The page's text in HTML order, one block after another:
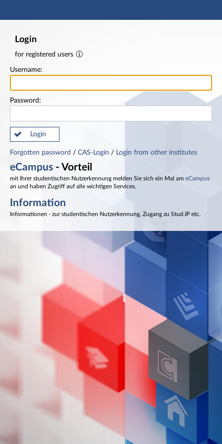
Main navigation
Login
for registered users
Username:
Password:
Login
Forgotten password / CAS-Login / Login from other institutes
eCampus - Vorteil
mit Ihrer studentischen Nutzerkennung melden Sie sich ein Mal am eCampus
an und haben Zugriff auf alle wichtigen Services.
Information
Informationen - zur studentischen Nutzerkennung, Zugang zu Stud.IP etc.